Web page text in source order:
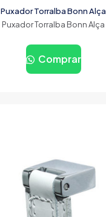
Puxador Torralba Bonn Alça
Puxador Torralba Bonn Alça
Comprar